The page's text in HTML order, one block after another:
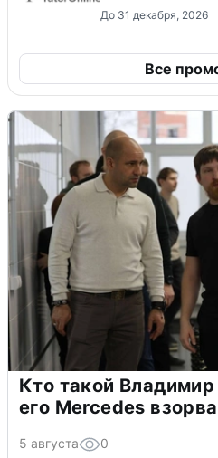
До 31 декабря, 2026
Все
Кто такой
его Mercedes
5 августа 0